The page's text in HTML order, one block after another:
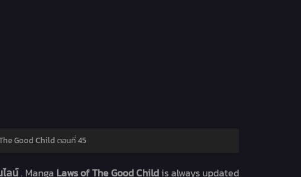
Good Child ตอนที่ 45
ไลน์. Manga Laws of The Good Childis always updated